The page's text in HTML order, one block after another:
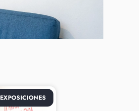
EXPOSICIONES